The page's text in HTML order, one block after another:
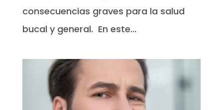
consecuencias graves para la salud
bucal y general. En este...